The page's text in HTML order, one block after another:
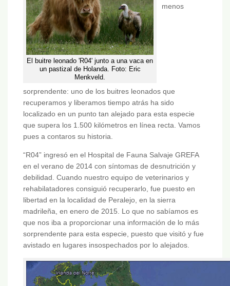
El buitre leonado 'R04' junto a una vaca en
un pastizal de Holanda. Foto: Eric
Menkveld.
menos
sorprendente: uno de los buitres leonados que
recuperamos y liberamos tiempo atrás ha sido
localizado en un punto tan alejado para esta especie
que supera los 1.500 kilómetros en línea recta. Vamos
pues a contaros su historia.
“R04” ingresó en el Hospital de Fauna Salvaje GREFA
en el verano de 2014 con síntomas de desnutrición y
debilidad. Cuando nuestro equipo de veterinarios y
rehabilatadores consiguió recuperarlo, fue puesto en
libertad en la localidad de Peralejo, en la sierra
madrileña, en enero de 2015. Lo que no sabíamos es
que nos iba a proporcionar una información de lo más
sorprendente para esta especie, puesto que visitó y fue
avistado en lugares insospechados por lo alejados.